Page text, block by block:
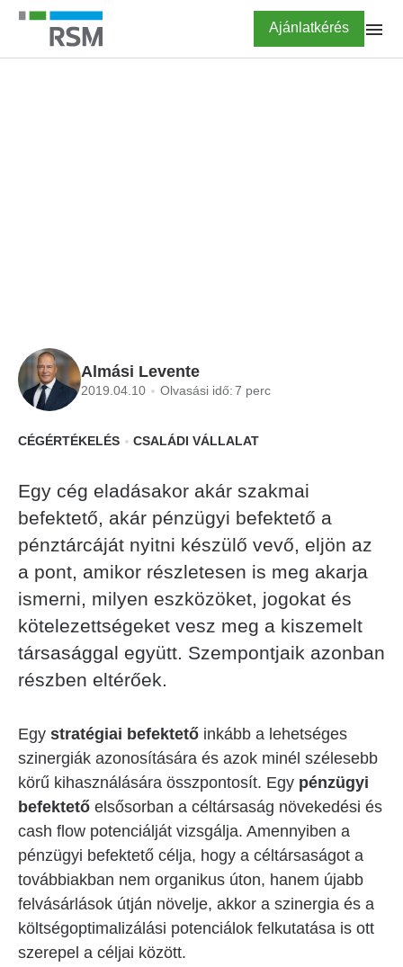
Ugrás
tartalomra
Highlighted
Ajánlatkérés
Almási Levente
2019.04.10 Olvasási idő:7 perc
CÉGÉRTÉKELÉS CSALÁDI VÁLLALAT
Egy cég eladásakor akár szakmai
befektető, akár pénzügyi befektető a
pénztárcáját nyitni készülő vevő, eljön az
a pont, amikor részletesen is meg akarja
ismerni, milyen eszközöket, jogokat és
kötelezettségeket vesz meg a kiszemelt
társasággal együtt. Szempontjaik azonban
részben eltérőek.
Egy stratégiai befektető inkább a lehetséges
szinergiák azonosítására és azok minél szélesebb
körű kihasználására összpontosít. Egy pénzügyi
befektető elsősorban a céltársaság növekedési és
cash flow potenciálját vizsgálja. Amennyiben a
pénzügyi befektető célja, hogy a céltársaságot a
továbbiakban nem organikus úton, hanem újabb
felvásárlások útján növelje, akkor a szinergia és a
költségoptimalizálási potenciálok felkutatása is ott
szerepel a céljai között.